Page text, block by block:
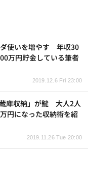
2019.12.6 Fri 23:00
使いを増やす 年収30
万円貯金している筆者
2019.11.26 Tue 20:00
庫収納」が鍵 大人2人
円になった収納術を紹